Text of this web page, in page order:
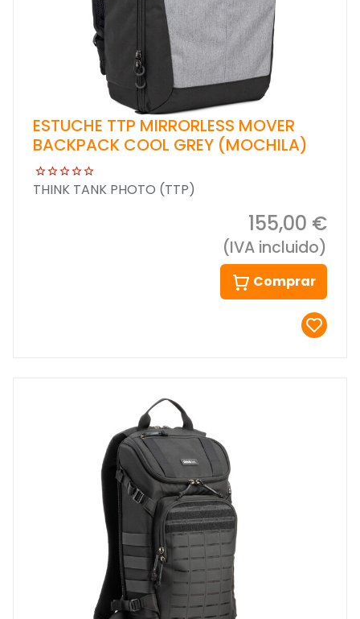
ESTUCHE TTP MIRRORLESS MOVER
BACKPACK COOL GREY (MOCHILA)
THINK TANK PHOTO (TTP)
155,00 €
(IVA incluido)
Comprar